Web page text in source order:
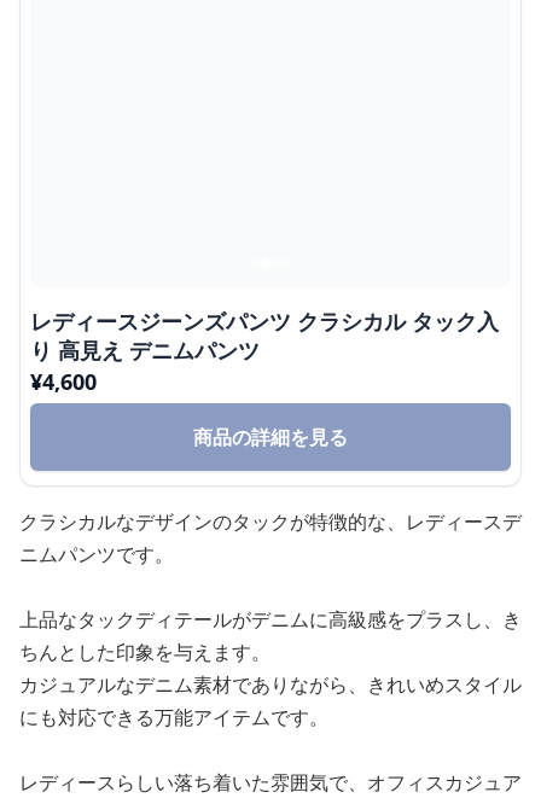
レディースジーンズパンツ クラシカル タック入
り 高見え デニムパンツ
¥4,600
商品の詳細を見る
クラシカルなデザインのタックが特徴的な、レディースデ
ニムパンツです。
上品なタックディテールがデニムに高級感をプラスし、き
ちんとした印象を与えます。
カジュアルなデニム素材でありながら、きれいめスタイル
にも対応できる万能アイテムです。
レディースらしい落ち着いた雰囲気で、オフィスカジュア